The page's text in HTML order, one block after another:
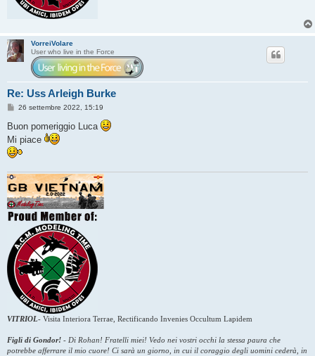
VorreiVolare
User who live in the Force
Re: Uss Arleigh Burke
M
s
s
a
g
g
o
26 settembre 2022, 15:19
Buon pomeriggio Luca
Mi piace
VITRIOL- Visita Interiora Terrae, Rectificando Invenies Occultum Lapidem
Figli di Gondor! - Di Rohan! Fratelli miei! Vedo nei vostri occhi la stessa paura che
potrebbe afferrare il mio cuore! Ci sarà un giorno, in cui il coraggio degli uomini cederà, in